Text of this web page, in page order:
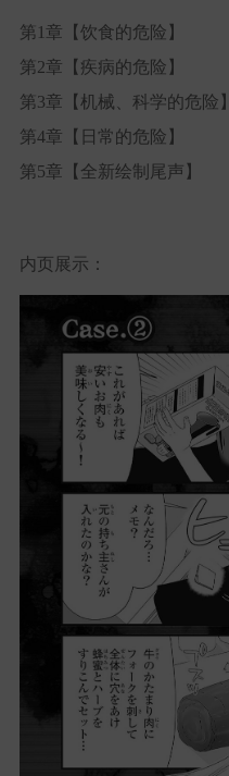
第1章【饮食的危险】
第2章【疾病的危险】
第3章【机械、科学的危险】
第4章【日常的危险】
第5章【全新绘制尾声】
内页展示：